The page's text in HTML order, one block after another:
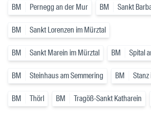
BM Pernegg an der Mur BM Sankt
BM Sankt Lorenzen im Mürztal
BM Sankt Marein im Mürztal BM Spital
BM Steinhaus am Semmering BM
BM Thörl BM Tragöß-Sankt Katharein